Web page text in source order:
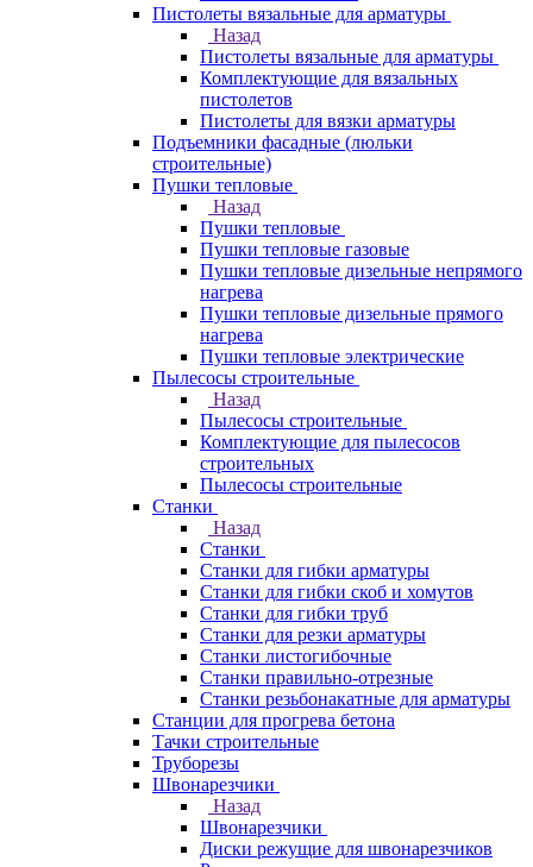
Пистолеты вязальные для арматуры
Назад
Пистолеты вязальные для арматуры
Комплектующие для вязальных
пистолетов
Пистолеты для вязки арматуры
Подъемники фасадные (люльки
строительные)
Пушки тепловые
Назад
Пушки тепловые
Пушки тепловые газовые
Пушки тепловые дизельные непрямого
нагрева
Пушки тепловые дизельные прямого
нагрева
Пушки тепловые электрические
Пылесосы строительные
Назад
Пылесосы строительные
Комплектующие для пылесосов
строительных
Пылесосы строительные
Станки
Назад
Станки
Станки для гибки арматуры
Станки для гибки скоб и хомутов
Станки для гибки труб
Станки для резки арматуры
Станки листогибочные
Станки правильно-отрезные
Станки резьбонакатные для арматуры
Станции для прогрева бетона
Тачки строительные
Труборезы
Швонарезчики
Назад
Швонарезчики
Диски режущие для швонарезчиков